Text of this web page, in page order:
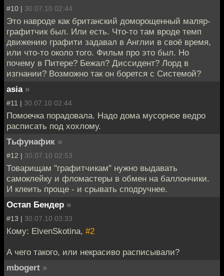
#10 | 30.07.10 02:44
Это навроде как британский доморощенный маляр-
графитчик был. Или есть. Что-то там вроде темп
движению графити задавал в Англии в своё время,
или что-то около того. Фильм про это был. Но
почему в Питере? Бежал? Диссидент? Лорд в
изгнании? Возможно так он борется с Системой?
asia »
#11 | 30.07.10 02:44
Помоечка порадовала. Надо дома мусорное ведро
расписать под хохлому.
Тьфунафик »
#12 | 30.07.10 02:53
Товарищам "графитчикам" нужно выдавать
самоклейку и фломастеры в обмен на баллончики.
И клеить проще - и срывать сподручнее.
Остап Бендер »
#13 | 30.07.10 03:33
Кому: ElvenSkotina, #2
А чего такого, или некрасиво расписывали?
mbogert »